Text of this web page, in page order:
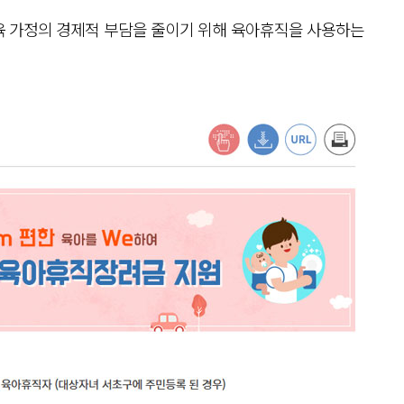
정의 경제적 부담을 줄이기 위해 육아휴직을 사용하는